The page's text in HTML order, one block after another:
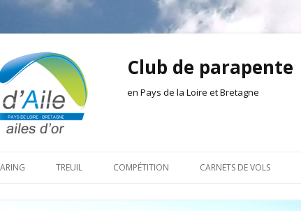
Club de parapente
en Pays de la Loire et Bretagne
au
TREUIL COMPÉTITION CARNETS DE VOLS